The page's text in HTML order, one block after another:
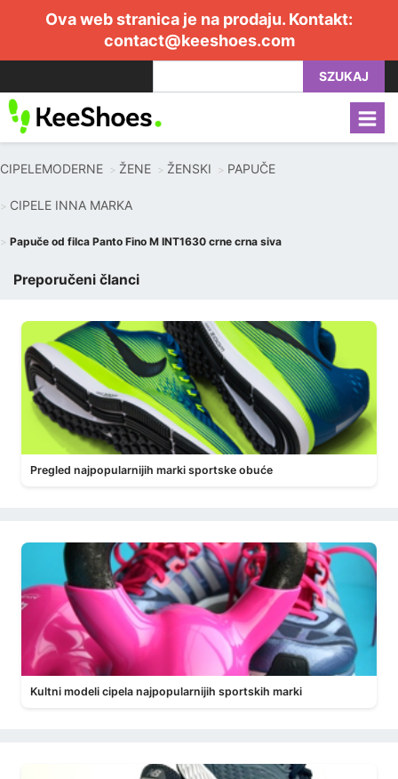
Ova web stranica je na prodaju. Kontakt:
contact@keeshoes.com
SZUKAJ
CIPELEMODERNE ŽENE ŽENSKI PAPUČE
CIPELE INNA MARKA
Papuče od filca Panto Fino M INT1630 crne crna siva
Preporučeni članci
Pregled najpopularnijih marki sportske obuće
Kultni modeli cipela najpopularnijih sportskih marki